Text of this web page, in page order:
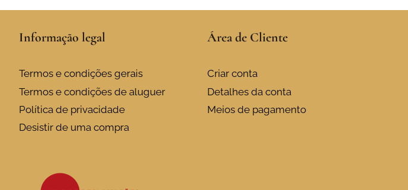
multiple
The
may
be
chosen
multiple
The
may
be
chosen
Informação legal
Termos e condições gerais
Termos e condições de aluguer
Política de privacidade
Desistir de uma compra
Área de Cliente
Criar conta
Detalhes da conta
Meios de pagamento